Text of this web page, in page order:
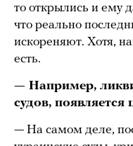
то открылись и ему
что реально
искореняют. Хотя,
есть.
— Например,
судов,
— На самом деле,